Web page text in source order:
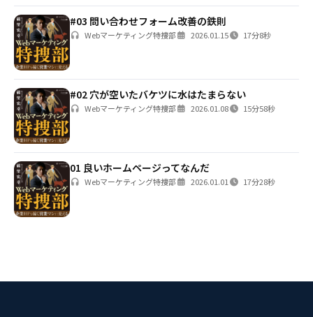
#03 問い合わせフォーム改善の鉄則
Webマーケティング特捜部 2026.01.15 17分8秒
#02 穴が空いたバケツに水はたまらない
Webマーケティング特捜部 2026.01.08 15分58秒
01 良いホームページってなんだ
Webマーケティング特捜部 2026.01.01 17分28秒